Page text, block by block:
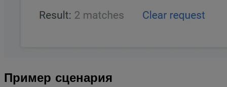
Пример сценария